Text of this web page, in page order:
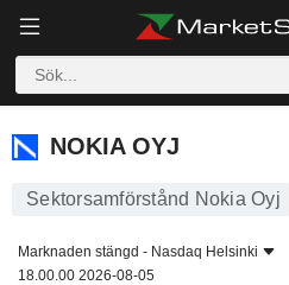
NOKIA OYJ
NOKIA OYJ
Sektorsamförstånd Nokia Oyj
Marknaden stängd - Nasdaq Helsinki
18.00.00 2026-08-05